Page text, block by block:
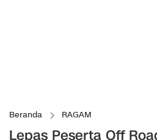
Beranda RAGAM
Lepas Peserta Off